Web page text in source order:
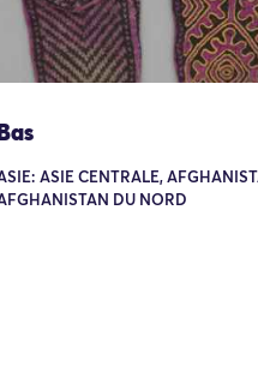
Bas
ASIE CENTRALE,
DU NORD